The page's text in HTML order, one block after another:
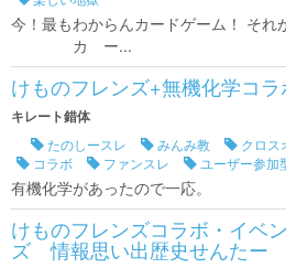
今！最もわからんカードゲーム！
カ ー...
けものフレンズ+無機化学コラ
キレート錯体
たのしースレ みんみ教 クロス
コラボ
ファンスレ ユーザー参加
有機化学があったので一応。
けものフレンズコラボ・イベ
ズ 情報思い出歴史せんたー